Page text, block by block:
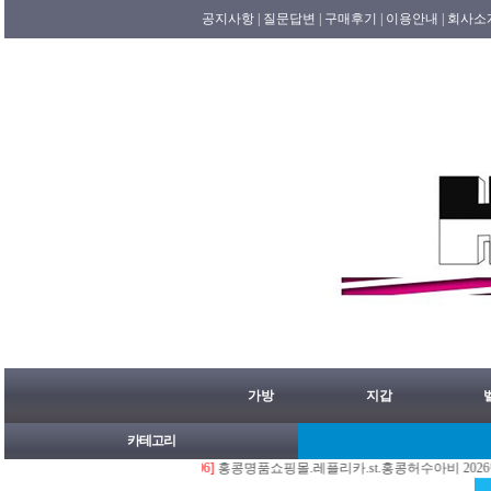
공지사항 | 질문답변 | 구매후기 | 이용안내 | 회사소
가방 지갑
카테고리
홍콩명품쇼핑몰.레플리카.st.홍콩허수아비 2026년 08